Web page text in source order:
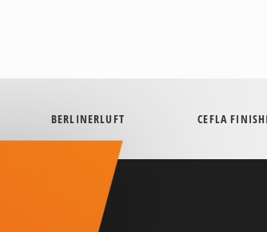
BERLINERLUFT CEFLA